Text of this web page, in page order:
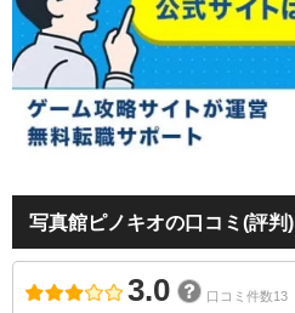
写真館ピノキオの口コミ(評判)
3.0 口コミ件数13